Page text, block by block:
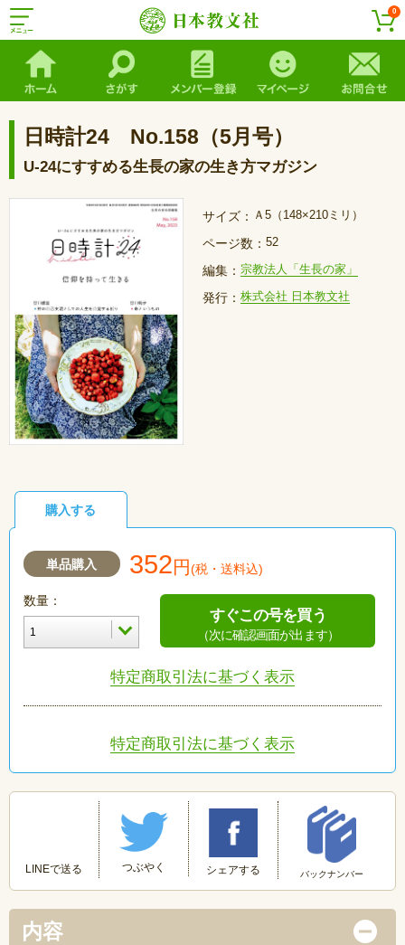
0
日時計24 No.158（5月号）
U-24にすすめる生長の家の生き方マガジン
サイズ： Ａ5（148×210ミリ）
ページ数： 52
編集： 宗教法人「生長の家」
発行： 株式会社 日本教文社
購入する
単品購入 352円(税・送料込)
数量：
すぐこの号を買う
（次に確認画面が出ます）
特定商取引法に基づく表示
特定商取引法に基づく表示
LINEで送る つぶやく シェアする バックナンバー
内容